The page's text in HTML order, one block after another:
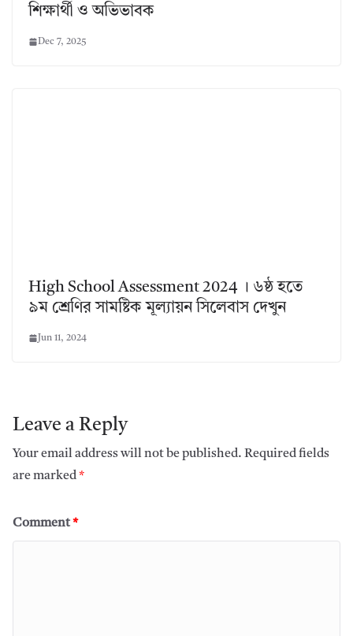
শিক্ষার্থী ও অভিভাবক
Dec 7, 2025
High School Assessment 2024 । ৬ষ্ঠ হতে
৯ম শ্রেণির সামষ্টিক মূল্যায়ন সিলেবাস দেখুন
Jun 11, 2024
Leave a Reply
Your email address will not be published. Required fields
are marked*
Comment*